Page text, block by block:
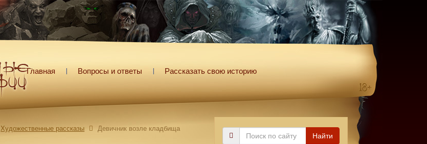
Главная Вопросы и ответы Рассказать свою историю
Художественные рассказы Девичник возле кладбища
Поиск
Найти